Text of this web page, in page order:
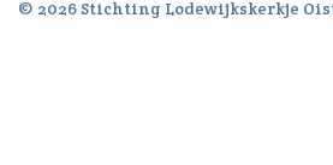
© 2026 Stichting Lodewijkskerkje